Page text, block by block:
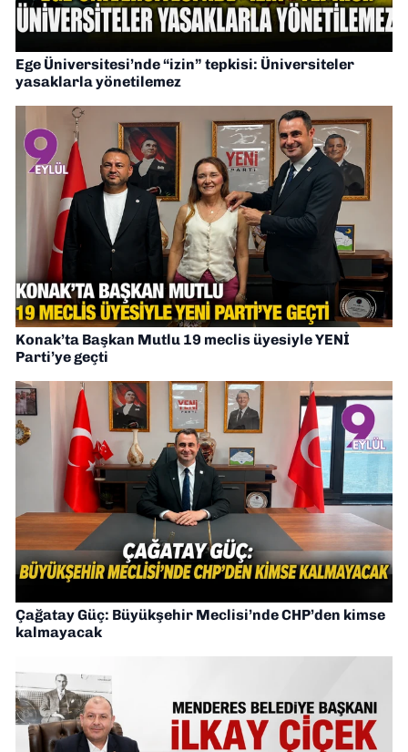
Ege Üniversitesi’nde “izin” tepkisi: Üniversiteler
yasaklarla yönetilemez
Konak’ta Başkan Mutlu 19 meclis üyesiyle YENİ
Parti’ye geçti
Çağatay Güç: Büyükşehir Meclisi’nde CHP’den kimse
kalmayacak